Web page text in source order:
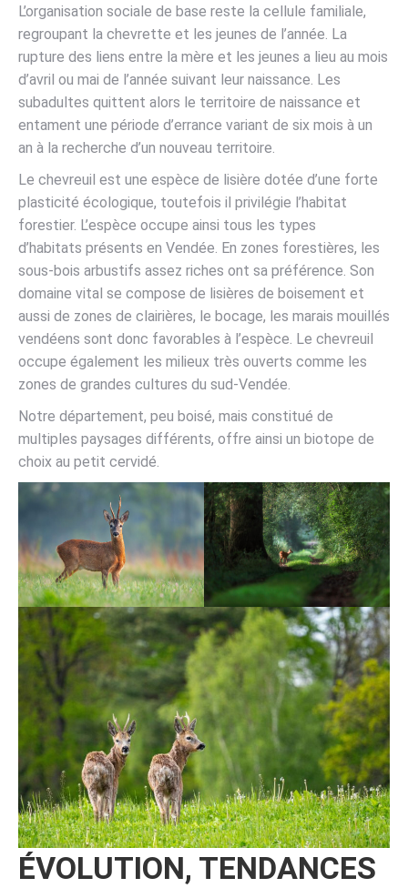
L’organisation sociale de base reste la cellule familiale,
regroupant la chevrette et les jeunes de l’année. La
rupture des liens entre la mère et les jeunes a lieu au mois
d’avril ou mai de l’année suivant leur naissance. Les
subadultes quittent alors le territoire de naissance et
entament une période d’errance variant de six mois à un
an à la recherche d’un nouveau territoire.
Le chevreuil est une espèce de lisière dotée d’une forte
plasticité écologique, toutefois il privilégie l’habitat
forestier. L’espèce occupe ainsi tous les types
d’habitats présents en Vendée. En zones forestières, les
sous-bois arbustifs assez riches ont sa préférence. Son
domaine vital se compose de lisières de boisement et
aussi de zones de clairières, le bocage, les marais mouillés
vendéens sont donc favorables à l’espèce. Le chevreuil
occupe également les milieux très ouverts comme les
zones de grandes cultures du sud-Vendée.
Notre département, peu boisé, mais constitué de
multiples paysages différents, offre ainsi un biotope de
choix au petit cervidé.
ÉVOLUTION, TENDANCES